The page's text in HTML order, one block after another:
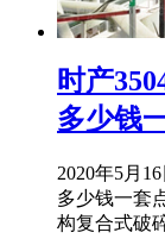
时产
多少钱
2020年5月
多少钱一套
构复合式破